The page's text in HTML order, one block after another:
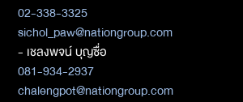
02-338-3325
sichol_paw@nationgroup.com
- เชลงพจน์ บุญซื่อ
081-934-2937
chalengpot@nationgroup.com